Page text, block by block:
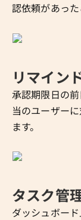
認依頼があった
リマイン
承認期限日の
当のユーザー
ます。
タスク管
ダッシュボー